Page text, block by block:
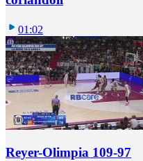
01:02
Reyer-Olimpia 109-97